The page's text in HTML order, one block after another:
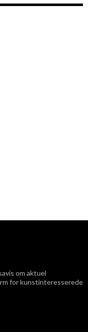
om aktuel
for kunstinteresserede